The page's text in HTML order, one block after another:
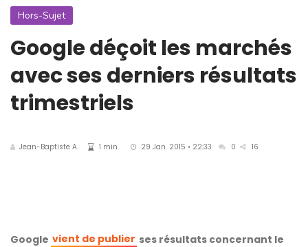
Hors-Sujet
Google déçoit les marchés
avec ses derniers résultats
trimestriels
Jean-Baptiste A. 1 min. 29 Jan. 2015 • 22:33 0 16
Google vient de publier ses résultats concernant le